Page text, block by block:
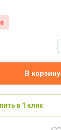
В корзину
в 1 клик